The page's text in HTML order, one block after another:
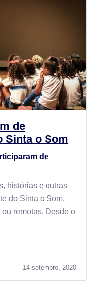
de
Sinta o Som
de
histórias e outras
do Sinta o Som,
remotas. Desde o
14 setembro, 2020